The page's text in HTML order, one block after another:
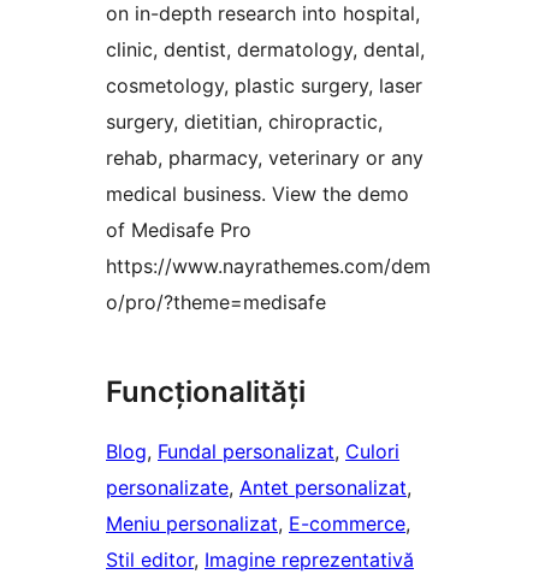
on in-depth research into hospital,
clinic, dentist, dermatology, dental,
cosmetology, plastic surgery, laser
surgery, dietitian, chiropractic,
rehab, pharmacy, veterinary or any
medical business. View the demo
of Medisafe Pro
https://www.nayrathemes.com/dem
o/pro/?theme=medisafe
Funcționalități
Blog, Fundal personalizat, Culori
personalizate, Antet personalizat
Meniu personalizat, E-commerce
Stil editor, Imagine reprezentativă